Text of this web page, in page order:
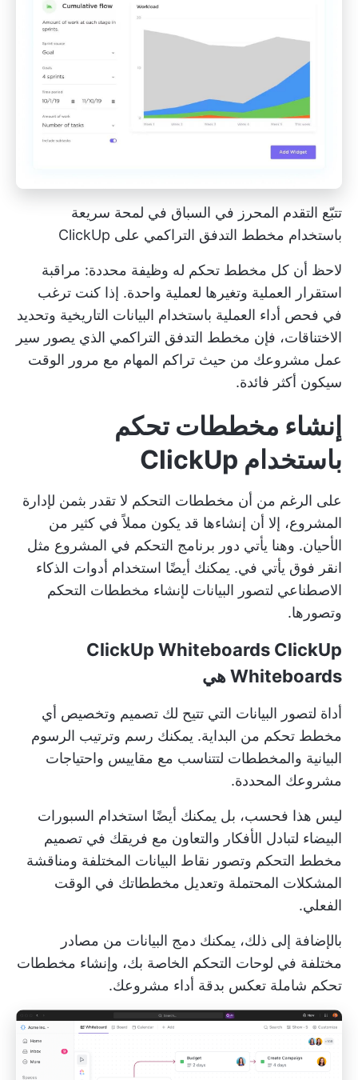
تتبّع التقدم المحرز في السباق في لمحة سريعة
باستخدام مخطط التدفق التراكمي على ClickUp
لاحظ أن كل مخطط تحكم له وظيفة محددة: مراقبة
استقرار العملية وتغيرها لعملية واحدة. إذا كنت ترغب
في فحص أداء العملية باستخدام البيانات التاريخية وتحديد
الاختناقات، فإن مخطط التدفق التراكمي الذي يصور سير
عمل مشروعك من حيث تراكم المهام مع مرور الوقت
سيكون أكثر فائدة.
إنشاء مخططات تحكم
باستخدام ClickUp
على الرغم من أن مخططات التحكم لا تقدر بثمن لإدارة
المشروع، إلا أن إنشاءها قد يكون مملاً في كثير من
الأحيان. وهنا يأتي دور برنامج التحكم في المشروع مثل
انقر فوق يأتي في. يمكنك أيضًا استخدام أدوات الذكاء
الاصطناعي لتصور البيانات لإنشاء مخططات التحكم
وتصورها.
ClickUp Whiteboards ClickUp
Whiteboardsهي
أداة لتصور البيانات التي تتيح لك تصميم وتخصيص أي
مخطط تحكم من البداية. يمكنك رسم وترتيب الرسوم
البيانية والمخططات لتتناسب مع مقاييس واحتياجات
مشروعك المحددة.
ليس هذا فحسب، بل يمكنك أيضًا استخدام السبورات
البيضاء لتبادل الأفكار والتعاون مع فريقك في تصميم
مخطط التحكم وتصور نقاط البيانات المختلفة ومناقشة
المشكلات المحتملة وتعديل مخططاتك في الوقت
الفعلي.
بالإضافة إلى ذلك، يمكنك دمج البيانات من مصادر
مختلفة في لوحات التحكم الخاصة بك، وإنشاء مخططات
تحكم شاملة تعكس بدقة أداء مشروعك.